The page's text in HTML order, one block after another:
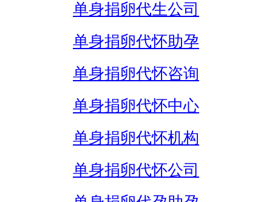
单身捐卵代生公司
单身捐卵代怀助孕
单身捐卵代怀咨询
单身捐卵代怀中心
单身捐卵代怀机构
单身捐卵代怀公司